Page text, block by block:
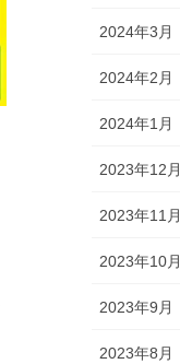
2024年3月
2024年2月
2024年1月
2023年12月
2023年11月
2023年10月
2023年9月
2023年8月